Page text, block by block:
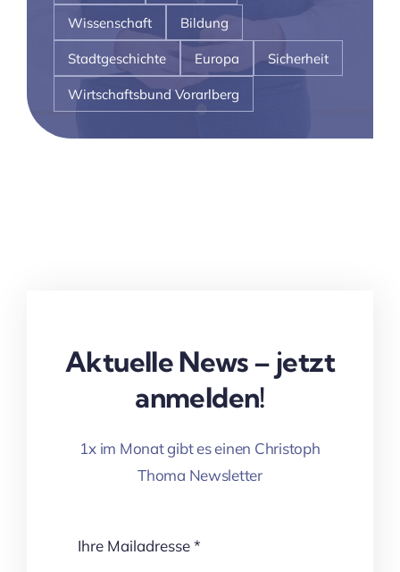
Wissenschaft Bildung
Stadtgeschichte Europa Sicherheit
Wirtschaftsbund Vorarlberg
Aktuelle News – jetzt
anmelden!
1x im Monat gibt es einen Christoph
Thoma Newsletter